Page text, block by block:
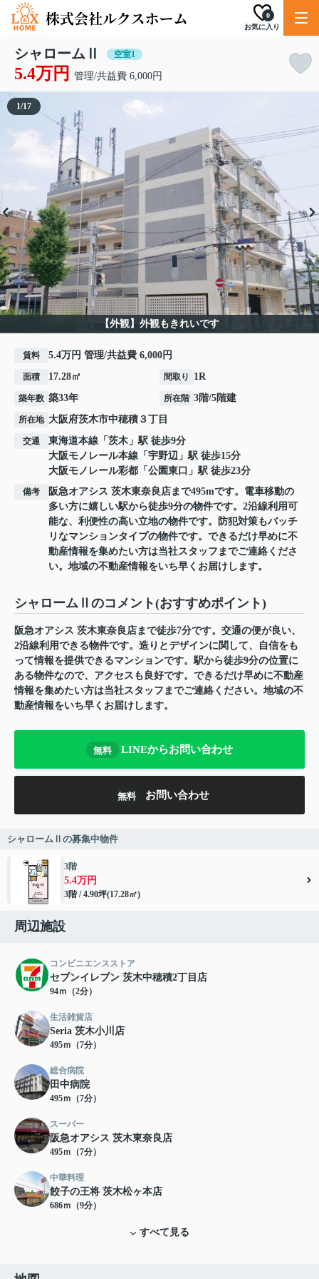
お気に入り
0
シャロームⅡ 空室1
5.4万円 管理/共益費 6,000円
【外観】外観もきれいです
1/17
賃料 5.4万円 管理/共益費 6,000円
面積 17.28㎡ 間取り 1R
築年数 築33年 所在階 3階/5階建
所在地 大阪府茨木市中穂積 ３丁目
交通 東海道本線 「 茨木 」駅 徒歩9分
大阪モノレール本線 「 宇野辺 」駅 徒歩15分
大阪モノレール彩都 「 公園東口 」駅 徒歩23分
備考
阪急オアシス 茨木東奈良店まで495mです。電車移動の
多い方に嬉しい駅から徒歩9分の物件です。2沿線利用可
能な、利便性の高い立地の物件です。防犯対策もバッチ
リなマンションタイプの物件です。できるだけ早めに不
動産情報を集めたい方は当社スタッフまでご連絡くださ
い。地域の不動産情報をいち早くお届けします。
シャロームⅡのコメント(おすすめポイント)
阪急オアシス 茨木東奈良店まで徒歩7分です。交通の便が良い、
2沿線利用できる物件です。造りとデザインに関して、自信をも
って情報を提供できるマンションです。駅から徒歩9分の位置に
ある物件なので、アクセスも良好です。できるだけ早めに不動産
情報を集めたい方は当社スタッフまでご連絡ください。地域の不
動産情報をいち早くお届けします。
無料 LINEからお問い合わせ
無料 お問い合わせ
シャロームⅡの募集中物件
3階
5.4万円
3階 / 4.90坪(17.28㎡)
周辺施設
コンビニエンスストア
セブンイレブン 茨木中穂積2丁目店
94ｍ（2分）
生活雑貨店
Seria 茨木小川店
495ｍ（7分）
総合病院
田中病院
495ｍ（7分）
スーパー
阪急オアシス 茨木東奈良店
495ｍ（7分）
中華料理
餃子の王将 茨木松ヶ本店
686ｍ（9分）
すべて見る